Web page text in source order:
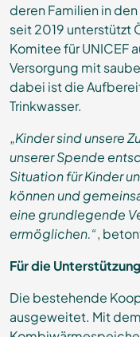
deren Familien in
seit 2019 unterstützt
Komitee für UNICEF
Versorgung mit
dabei ist die
Trinkwasser.
„Kinder sind unsere
unserer Spende
Situation für Kinder
können und
eine grundlegende
ermöglichen.“,
Für die
Die bestehende
ausgeweitet. Mit